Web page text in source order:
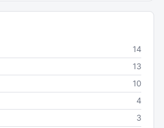
14
13
10
4
3